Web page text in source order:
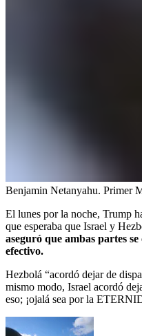
Benjamin Netanyahu. Primer
El lunes por la noche, Trump
que esperaba que Israel y
aseguró que ambas partes
efectivo.
Hezbolá “acordó dejar de
mismo modo, Israel acordó
eso; ¡ojalá sea por la